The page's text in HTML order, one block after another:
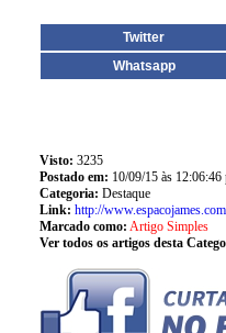
Twitter
Whatsapp
Visto: 3235
Postado em: 10/09/15 às 12:06:46
Categoria: Destaque
Link: http://
Marcado como: Artigo Simples
Ver todos os artigos desta